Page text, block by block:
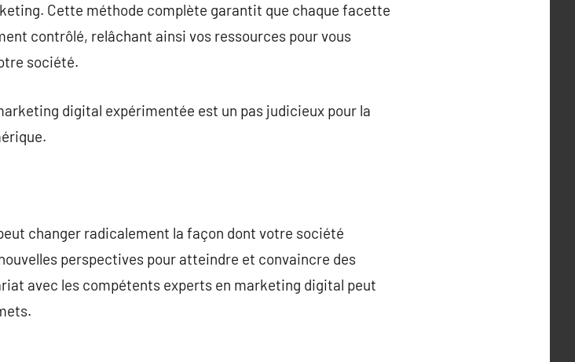
Cette méthode complète garantit que chaque facette
contrôlé, relâchant ainsi vos ressources pour vous
société.
digital expérimentée est un pas judicieux pour la
changer radicalement la façon dont votre société
perspectives pour atteindre et convaincre des
avec les compétents experts en marketing digital peut